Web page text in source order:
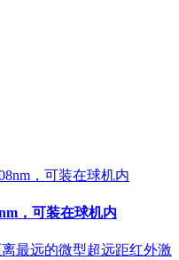
，可装在球机内
最远的微型超远距红外激